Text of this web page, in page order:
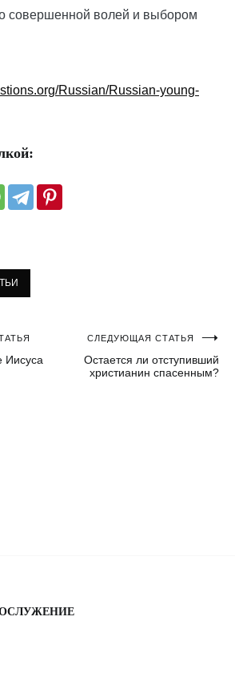
совершенной волей и выбором
Russian/Russian-young-
Иисуса
СЛЕДУЮЩАЯ СТАТЬЯ
Остается ли отступивший
христианин спасенным?